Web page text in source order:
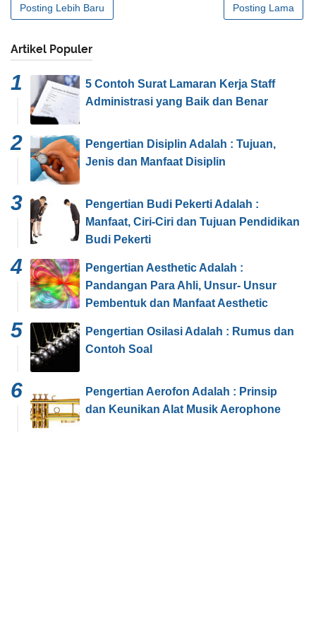
Posting Lebih Baru Posting Lama
Artikel Populer
5 Contoh Surat Lamaran Kerja Staff
Administrasi yang Baik dan Benar
Pengertian Disiplin Adalah : Tujuan,
Jenis dan Manfaat Disiplin
Pengertian Budi Pekerti Adalah :
Manfaat, Ciri-Ciri dan Tujuan Pendidikan
Budi Pekerti
Pengertian Aesthetic Adalah :
Pandangan Para Ahli, Unsur- Unsur
Pembentuk dan Manfaat Aesthetic
Pengertian Osilasi Adalah : Rumus dan
Contoh Soal
Pengertian Aerofon Adalah : Prinsip
dan Keunikan Alat Musik Aerophone